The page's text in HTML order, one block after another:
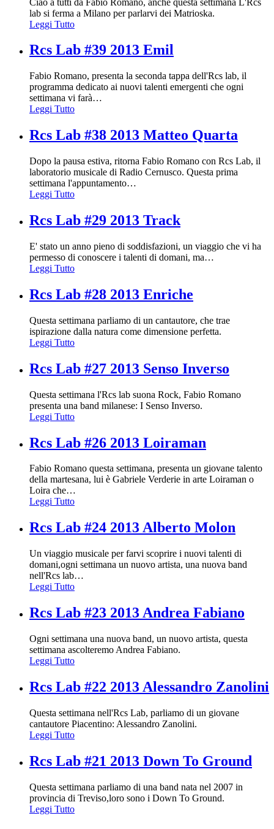
lab si ferma a Milano per parlarvi dei Matrioska.
Leggi Tutto
Rcs Lab #39 2013 Emil
Fabio Romano, presenta la seconda tappa dell'Rcs lab, il
programma dedicato ai nuovi talenti emergenti che ogni
settimana vi farà…
Leggi Tutto
Rcs Lab #38 2013 Matteo Quarta
Dopo la pausa estiva, ritorna Fabio Romano con Rcs Lab, il
laboratorio musicale di Radio Cernusco. Questa prima
settimana l'appuntamento…
Leggi Tutto
Rcs Lab #29 2013 Track
E' stato un anno pieno di soddisfazioni, un viaggio che vi ha
permesso di conoscere i talenti di domani, ma…
Leggi Tutto
Rcs Lab #28 2013 Enriche
Questa settimana parliamo di un cantautore, che trae
ispirazione dalla natura come dimensione perfetta.
Leggi Tutto
Rcs Lab #27 2013 Senso Inverso
Questa settimana l'Rcs lab suona Rock, Fabio Romano
presenta una band milanese: I Senso Inverso.
Leggi Tutto
Rcs Lab #26 2013 Loiraman
Fabio Romano questa settimana, presenta un giovane talento
della martesana, lui è Gabriele Verderie in arte Loiraman o
Loira che…
Leggi Tutto
Rcs Lab #24 2013 Alberto Molon
Un viaggio musicale per farvi scoprire i nuovi talenti di
domani,ogni settimana un nuovo artista, una nuova band
nell'Rcs lab…
Leggi Tutto
Rcs Lab #23 2013 Andrea Fabiano
Ogni settimana una nuova band, un nuovo artista, questa
settimana ascolteremo Andrea Fabiano.
Leggi Tutto
Rcs Lab #22 2013 Alessandro Zanolini
Questa settimana nell'Rcs Lab, parliamo di un giovane
cantautore Piacentino: Alessandro Zanolini.
Leggi Tutto
Rcs Lab #21 2013 Down To Ground
Questa settimana parliamo di una band nata nel 2007 in
provincia di Treviso,loro sono i Down To Ground.
Leggi Tutto